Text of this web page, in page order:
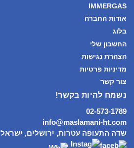
IMMERGAS
אודות החברה
בלוג
החשבון שלי
הצהרת נגישות
מדיניות פרטיות
צור קשר
נשמח להיות בקשר!
02-573-1789
info@maslamani-ht.com
שדה התעופה עטרות, ירושלים, ישראל